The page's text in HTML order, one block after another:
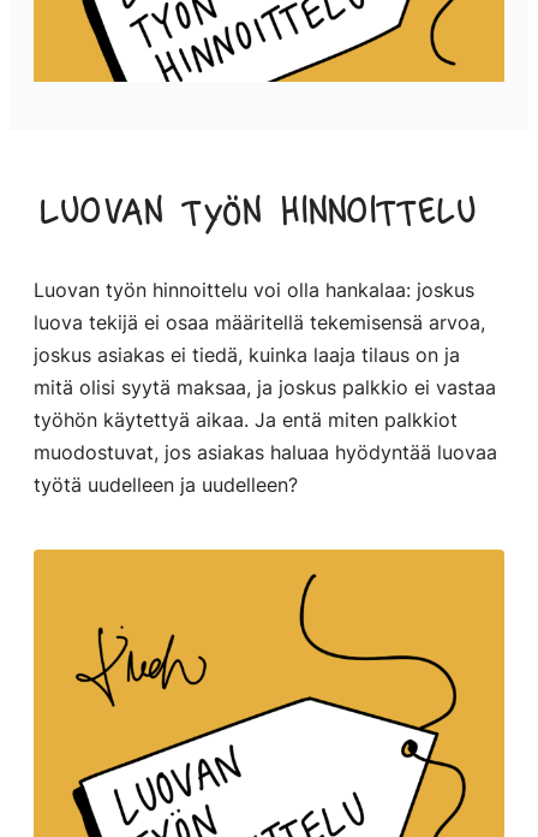
Luovan työn hinnoittelu
Luovan työn hinnoittelu voi olla hankalaa: joskus
luova tekijä ei osaa määritellä tekemisensä arvoa,
joskus asiakas ei tiedä, kuinka laaja tilaus on ja
mitä olisi syytä maksaa, ja joskus palkkio ei vastaa
työhön käytettyä aikaa. Ja entä miten palkkiot
muodostuvat, jos asiakas haluaa hyödyntää luovaa
työtä uudelleen ja uudelleen?